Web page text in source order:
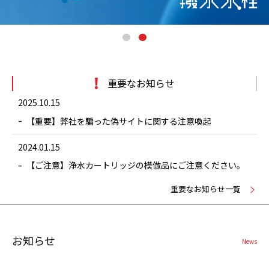
重要なお知らせ
2025.10.15
【重要】弊社を騙った偽サイトに関する注意喚起
2024.01.15
【ご注意】浄水カートリッジの模倣品にご注意ください。
重要なお知らせ一覧
お知らせ News